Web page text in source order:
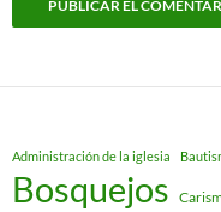
Administración de la iglesia
Bosquejos